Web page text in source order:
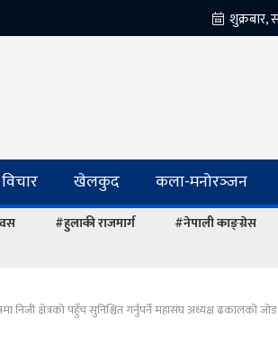
विचार खेलकुद कला-मनोरञ्‍जन
#हुलाकी राजमार्ग #नेपाली काङ्ग्रेस
निजी क्षेत्रको पहुँच सुनिश्चित गर्नुपर्ने महासंघ अध्यक्ष ढकालको जोड